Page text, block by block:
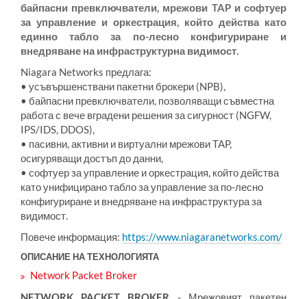
байпасни превключватели, мрежови TAP и софтуер
за управление и оркестрация, който действа като
единно табло за по-лесно конфигуриране и
внедряване на инфраструктурна видимост.
Niagara Networks предлага:
• усъвършенствани пакетни брокери (NPB),
• байпасни превключватели, позволяващи съвместна
работа с вече вградени решения за сигурност (NGFW,
IPS/IDS, DDOS),
• пасивни, активни и виртуални мрежови TAP,
осигуряващи достъп до данни,
• софтуер за управление и оркестрация, който действа
като унифицирано табло за управление за по-лесно
конфигуриране и внедряване на инфраструктура за
видимост.
Повече информация: https://www.niagaranetworks.com/
ОПИСАНИЕ НА ТЕХНОЛОГИЯТА
Network Packet Broker